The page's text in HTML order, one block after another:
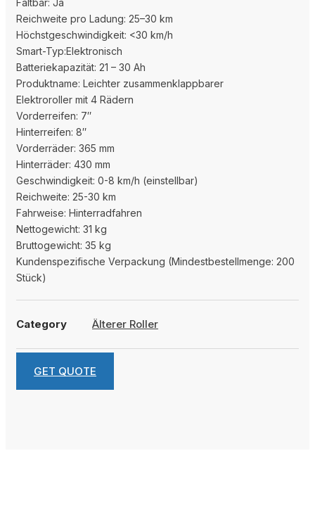
Reichweite pro Ladung: 25–30 km
Höchstgeschwindigkeit: <30 km/h
Smart-Typ:Elektronisch
Batteriekapazität: 21 – 30 Ah
Produktname: Leichter zusammenklappbarer
Elektroroller mit 4 Rädern
Vorderreifen: 7″
Hinterreifen: 8″
Vorderräder: 365 mm
Hinterräder: 430 mm
Geschwindigkeit: 0-8 km/h (einstellbar)
Reichweite: 25-30 km
Fahrweise: Hinterradfahren
Nettogewicht: 31 kg
Bruttogewicht: 35 kg
Kundenspezifische Verpackung (Mindestbestellmenge: 200
Stück)
Category Älterer Roller
GET QUOTE